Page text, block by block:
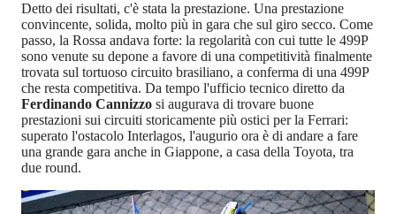
Detto dei risultati, c'è stata la prestazione. Una prestazione
convincente, solida, molto più in gara che sul giro secco. Come
passo, la Rossa andava forte: la regolarità con cui tutte le 499P
sono venute su depone a favore di una competitività finalmente
trovata sul tortuoso circuito brasiliano, a conferma di una 499P
che resta competitiva. Da tempo l'ufficio tecnico diretto da
Ferdinando Cannizzo si augurava di trovare buone
prestazioni sui circuiti storicamente più ostici per la Ferrari:
superato l'ostacolo Interlagos, l'augurio ora è di andare a fare
una grande gara anche in Giappone, a casa della Toyota, tra
due round.